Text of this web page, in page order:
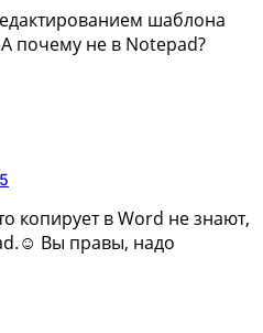
шаблона
почему не в Notepad?
копирует в Word не знают,
Вы правы, надо